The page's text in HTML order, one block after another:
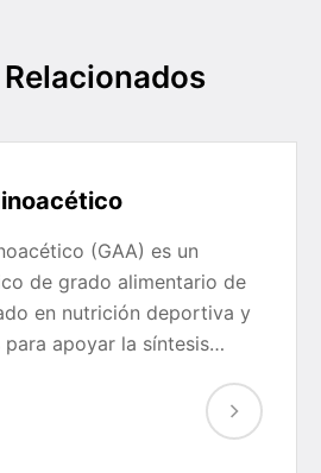
(GAA) es un
de grado alimentario de
en nutrición deportiva y
para apoyar la síntesis…